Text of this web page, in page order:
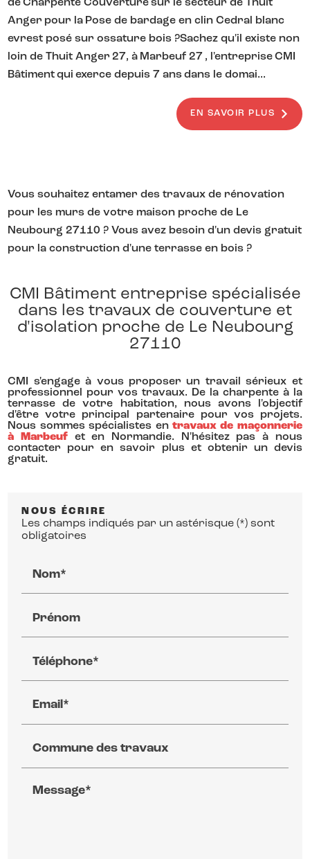
de Charpente Couverture sur le secteur de Thuit
Anger pour la Pose de bardage en clin Cedral blanc
evrest posé sur ossature bois ?Sachez qu'il existe non
loin de Thuit Anger 27, à Marbeuf 27 , l'entreprise CMI
Bâtiment qui exerce depuis 7 ans dans le domai...
EN SAVOIR PLUS
Vous souhaitez entamer des travaux de rénovation
pour les murs de votre maison proche de Le
Neubourg 27110 ? Vous avez besoin d'un devis gratuit
pour la construction d'une terrasse en bois ?
CMI Bâtiment entreprise spécialisée
dans les travaux de couverture et
d'isolation proche de Le Neubourg
27110
CMI s'engage à vous proposer un travail sérieux et
professionnel pour vos travaux. De la charpente à la
terrasse de votre habitation, nous avons l'objectif
d'être votre principal partenaire pour vos projets.
Nous sommes spécialistes en travaux de maçonnerie
à Marbeufet en Normandie. N'hésitez pas à nous
contacter pour en savoir plus et obtenir un devis
gratuit.
NOUS ÉCRIRE
Les champs indiqués par un astérisque (*) sont
obligatoires
Nom*
Prénom
Téléphone*
Email*
Commune des travaux
Message*